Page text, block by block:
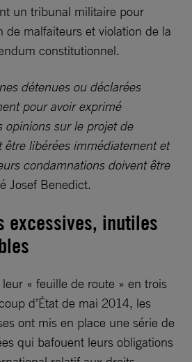
un tribunal militaire pour
de malfaiteurs et violation de la
constitutionnel.
détenues ou déclarées
pour avoir exprimé
opinions sur le projet de
être libérées immédiatement et
condamnations doivent être
Josef Benedict.
excessives, inutiles
leur « feuille de route » en trois
d’État de mai 2014, les
ont mis en place une série de
qui bafouent leurs obligations